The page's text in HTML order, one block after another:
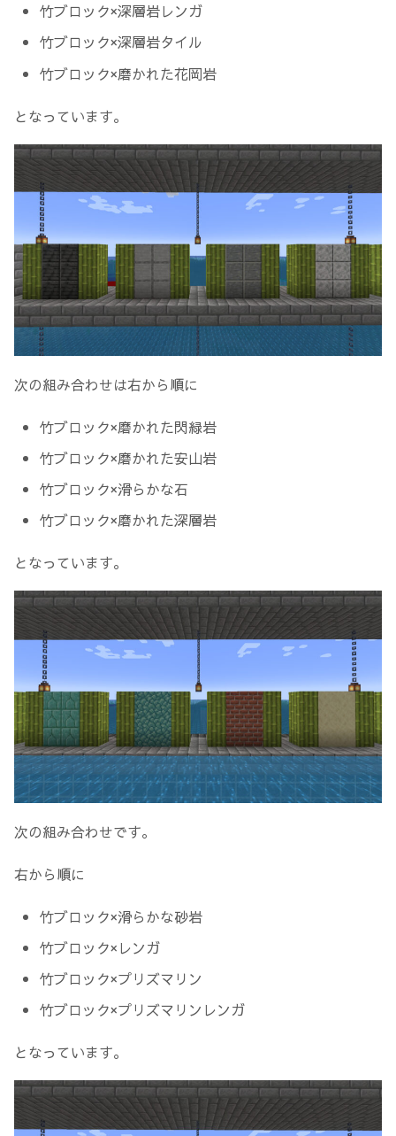
竹ブロック×深層岩レンガ
竹ブロック×深層岩タイル
竹ブロック×磨かれた花岡岩
となっています。
次の組み合わせは右から順に
竹ブロック×磨かれた閃緑岩
竹ブロック×磨かれた安山岩
竹ブロック×滑らかな石
竹ブロック×磨かれた深層岩
となっています。
次の組み合わせです。
右から順に
竹ブロック×滑らかな砂岩
竹ブロック×レンガ
竹ブロック×プリズマリン
竹ブロック×プリズマリンレンガ
となっています。